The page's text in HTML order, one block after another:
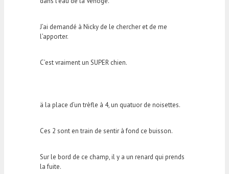
J’ai demandé à Nicky de le chercher et de me
l’apporter.
C’est vraiment un SUPER chien.
ä la place d’un trèfle à 4, un quatuor de noisettes.
Ces 2 sont en train de sentir à fond ce buisson.
Sur le bord de ce champ, il y a un renard qui prends
la fuite.